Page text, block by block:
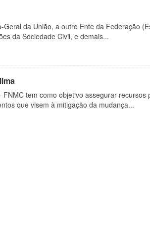
da União, a outro Ente da Federação
da Sociedade Civil, e demais...
tem como objetivo assegurar recursos
que visem à mitigação da mudança...